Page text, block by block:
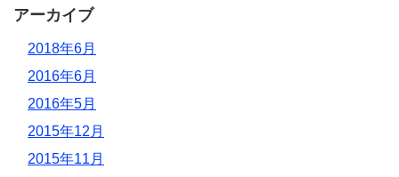
アーカイブ
2018年6月
2016年6月
2016年5月
2015年12月
2015年11月